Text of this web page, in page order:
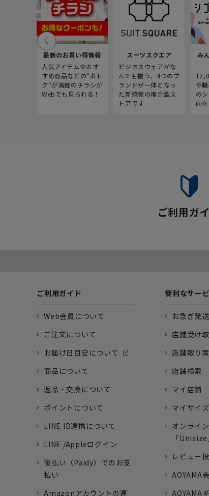
最新のお買い得情報
人気アイテムやおす
すめ商品などの“おト
ク“が満載のチラシが
Webでも見られる！
スーツスクエア
ビジネスウェアがな
んでも揃う、4つのブ
ランドが一体となっ
た新感覚の複合型ス
トアです
み
や
の
向
ご利用ガ
ご利用ガイド
Web会員について
ご注文について
お届け日目安について
商品について
返品・交換について
ポイントについて
LINE ID連携について
LINE /Appleログイン
後払い（Paidy）でのお支
払い
Amazonアカウントの連
便利なサー
お急ぎ発送
店舗受け
店舗取り
店舗検索
マイ店舗
マイサイズ
オンライ
「Unisize
レビュー
AOYAMA
AOYAMA